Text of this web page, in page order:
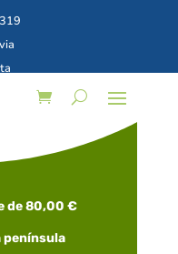
de 80,00 €
península